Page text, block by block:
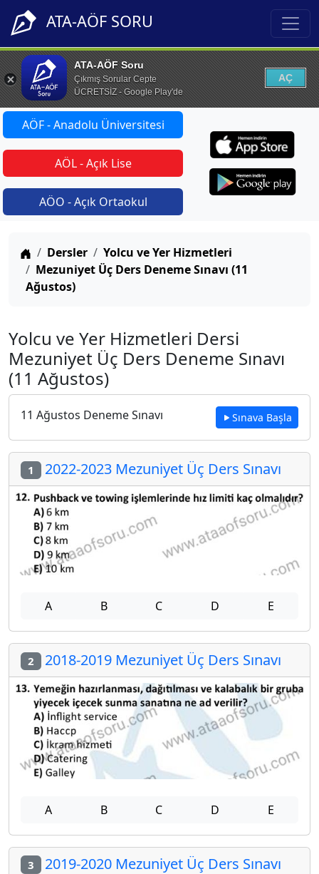
ATA-AÖF SORU
ATA-AÖF Soru
Çıkmış Sorular Cepte
ÜCRETSİZ - Google Play'de
AÇ
AÖF - Anadolu Üniversitesi
AÖL - Açık Lise
AÖO - Açık Ortaokul
Anasayfa
Dersler
Yolcu ve Yer Hizmetleri
Mezuniyet Üç Ders Deneme Sınavı (11
Ağustos)
Yolcu ve Yer Hizmetleri Dersi
Mezuniyet Üç Ders Deneme Sınavı
(11 Ağustos)
11 Ağustos Deneme Sınavı Sınava Başla
1 2022-2023 Mezuniyet Üç Ders Sınavı
A B C D E
2 2018-2019 Mezuniyet Üç Ders Sınavı
A B C D E
3 2019-2020 Mezuniyet Üç Ders Sınavı